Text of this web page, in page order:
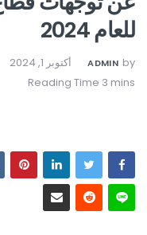
للعام 2024
by
ADMIN أكتوبر 1, 2024